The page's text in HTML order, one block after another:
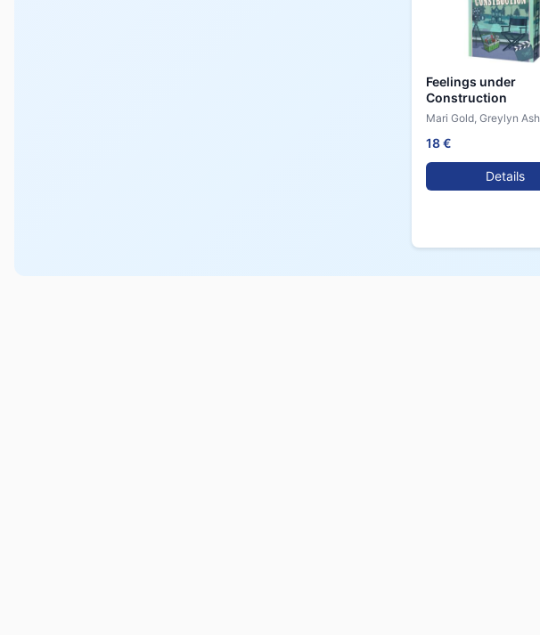
Feelings under
Construction
Mari Gold, Greylyn Ash
18 €
Details